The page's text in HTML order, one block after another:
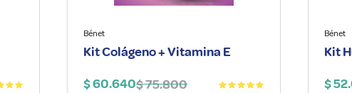
Bénet
Kit Colágeno + Vitamina E
$60.640$75.800
Bénet
Kit
$52.